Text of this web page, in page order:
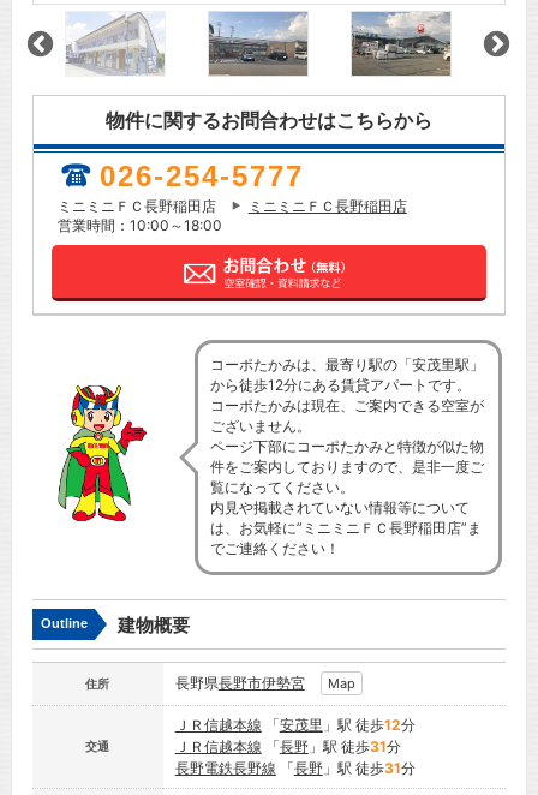
物件に関するお問合わせはこちらから
026-254-5777
ミニミニＦＣ長野稲田店
ミニミニＦＣ長野稲田店
営業時間：10:00～18:00
コーポたかみは、最寄り駅の「安茂里駅」
から徒歩12分にある賃貸アパートです。
コーポたかみは現在、ご案内できる空室が
ございません。
ページ下部にコーポたかみと特徴が似た物
件をご案内しておりますので、是非一度ご
覧になってください。
内見や掲載されていない情報等について
は、お気軽に”ミニミニＦＣ長野稲田店”ま
でご連絡ください！
Outline 建物概要
住所 長野県長野市伊勢宮 Map
交通
ＪＲ信越本線 「安茂里 」駅 徒歩12分
ＪＲ信越本線 「長野」駅 徒歩31分
長野電鉄長野線 「長野」駅 徒歩31分